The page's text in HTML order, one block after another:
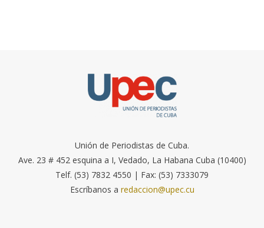
Unión de Periodistas de Cuba.
Ave. 23 # 452 esquina a I, Vedado, La Habana Cuba (10400)
Telf. (53) 7832 4550 | Fax: (53) 7333079
Escríbanos a redaccion@upec.cu